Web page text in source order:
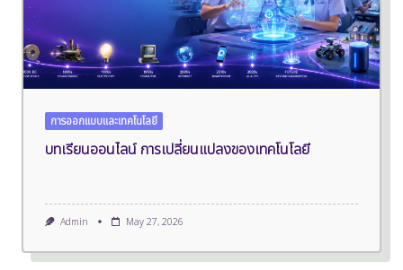
การออกแบบและเทคโนโลยี
บทเรียนออนไลน์ การเปลี่ยนแปลงของเทคโนโลยี
Admin May 27, 2026